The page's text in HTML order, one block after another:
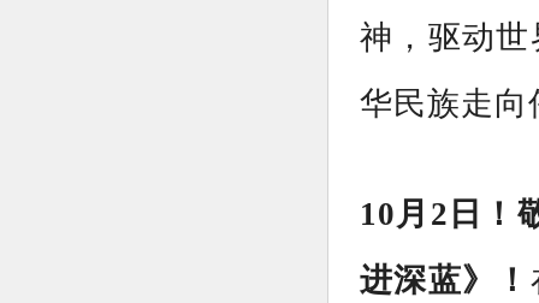
神，驱动
华民族走向
10月2日！
进深蓝》！